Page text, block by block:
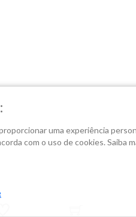
uma experiência
com o uso de cookies. Saiba